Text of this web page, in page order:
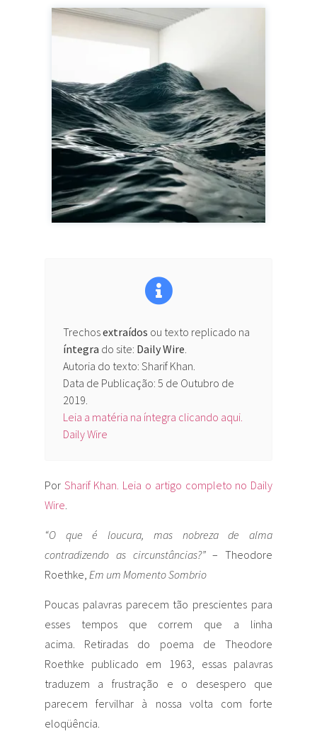
Trechosextraídos ou texto replicado na
íntegra do site: Daily Wire
Autoria do texto: Sharif Khan.
Data de Publicação: 5 de Outubro de
2019.
Leia a matéria na íntegra clicando aqui.
Daily Wire
Por Sharif Khan. Leia o artigo completo no Daily
Wire
“O que é loucura, mas nobreza de alma
contradizendo as circunstâncias?”– Theodore
Roethke, Em um Momento Sombrio
Poucas palavras parecem tão prescientes para
esses tempos que correm que a linha
acima. Retiradas do poema de Theodore
Roethke publicado em 1963, essas palavras
traduzem a frustração e o desespero que
parecem fervilhar à nossa volta com forte
eloqüência.